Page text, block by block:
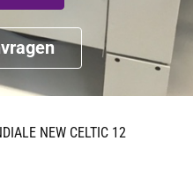
NEW CELTIC 12